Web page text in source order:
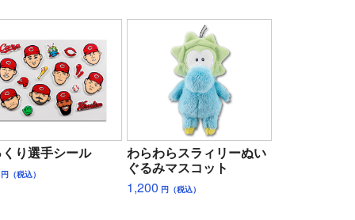
り選手シール
円（税込）
わらわらスラィリーぬい
ぐるみマスコット
1,200 円（税込）